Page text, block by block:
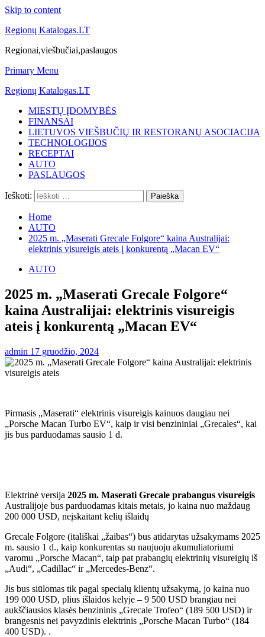
Skip to content
Regionų Katalogas.LT
Regionai,viešbučiai,paslaugos
Primary Menu
Regionų Katalogas.LT
MIESTŲ ĮDOMYBĖS
FINANSAI
LIETUVOS VIEŠBUČIŲ IR RESTORANŲ ASOCIACIJA
TECHNOLOGIJOS
RECEPTAI
AUTO
PASLAUGOS
Ieškoti:
Home
AUTO
2025 m. „Maserati Grecale Folgore“ kaina Australijai:
elektrinis visureigis ateis į konkurentą „Macan EV“
AUTO
2025 m. „Maserati Grecale Folgore“
kaina Australijai: elektrinis visureigis
ateis į konkurentą „Macan EV“
admin 17 gruodžio, 2024
Pirmasis „Maserati“ elektrinis visureigis kainuos daugiau nei
„Porsche Macan Turbo EV“, kaip ir visi benzininiai „Grecales“, kai
jis bus parduodamas sausio 1 d.
Elektrinė versija 2025 m. Maserati Grecale prabangus visureigis
Australijoje bus parduodamas kitais metais, jo kaina nuo maždaug
200 000 USD, neįskaitant kelių išlaidų
Grecale Folgore (itališkai „žaibas“) bus atidarytas užsakymams 2025
m. sausio 1 d., kaip konkurentas su naujuoju akumuliatoriumi
varomu „Porsche Macan“, taip pat prabangių elektrinių visureigių iš
„Audi“, „Cadillac“ ir „Mercedes-Benz“.
Jis bus siūlomas tik pagal specialų klientų užsakymą, jo kaina nuo
199 000 USD, plius išlaidos kelyje – 9 500 USD brangiau nei
aukščiausios klasės benzininis „Grecale Trofeo“ (189 500 USD) ir
brangesnis nei pavyzdinis elektrinis „Porsche Macan Turbo“ (184
400 USD). .